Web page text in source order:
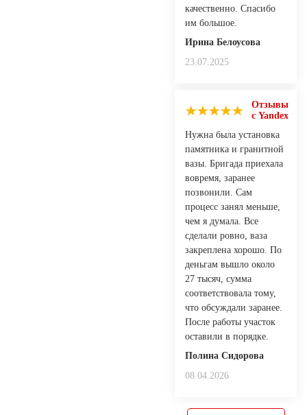
качественно. Спасибо
им большое.
Ирина Белоусова
23.07.2025
Отзывы
с Yandex
Нужна была установка
памятника и гранитной
вазы. Бригада приехала
вовремя, заранее
позвонили. Сам
процесс занял меньше,
чем я думала. Все
сделали ровно, ваза
закреплена хорошо. По
деньгам вышло около
27 тысяч, сумма
соответствовала тому,
что обсуждали заранее.
После работы участок
оставили в порядке.
Полина Сидорова
08.04.2026